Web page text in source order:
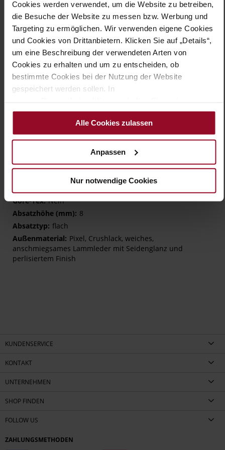
Cookies werden verwendet, um die Website zu betreiben,
die Besuche der Website zu messen bzw. Werbung und
Targeting zu ermöglichen. Wir verwenden eigene Cookies
und Cookies von Drittanbietern. Klicken Sie auf „Details“,
um eine Beschreibung der verwendeten Arten von
Cookies zu erhalten und um zu entscheiden, ob
bestimmte Cookies bei der Nutzung der Website
gespeichert werden sollen. In
Informationen.
Alle Cookies zulassen
Anpassen
Nur notwendige Cookies
werden, ein zusätzlicher Zip ermöglicht schnelles An- und
Ausziehen. Den Sneaker PORTO gibt es in Mehrweite H und
mit einem lederbezogenen Wechselfußbett. Mit ihrer
vielseitigen Kombinierbarkeit und dem angenehmen
Tragegefühl werden diese Damenschuhe zum neuen
Lieblingsbegleiter für Ihren Alltag.
Details
Mehr
H – wide (comfort fit)
Made in Europe, Futter (Microliner
OEKOTEX 100 zertifiziert)
Herausnehmbare Sohle
Reißverschluss & Schnürung
Nein
8
flach
Pixel, Crushlack, weiches,
anschmiegsames Lammleder mit Seidenglanz und
perlisiertem Finish
KUNDENSERVICE
KONTAKT
UNTERNEHMEN
SHOP FINDEN
FOLLOW US
ZAHLUNGSMETHODEN